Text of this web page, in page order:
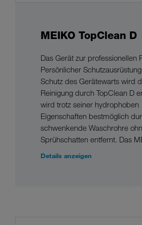
MEIKO TopClean D
Das Gerät zur professionellen
Persönlicher
Schutz des Gerätewarts wird
Reinigung durch TopClean D
wird trotz seiner hydrophoben
Eigenschaften bestmöglich
schwenkende Waschrohre
Sprühschatten entfernt. Das
Details anzeigen